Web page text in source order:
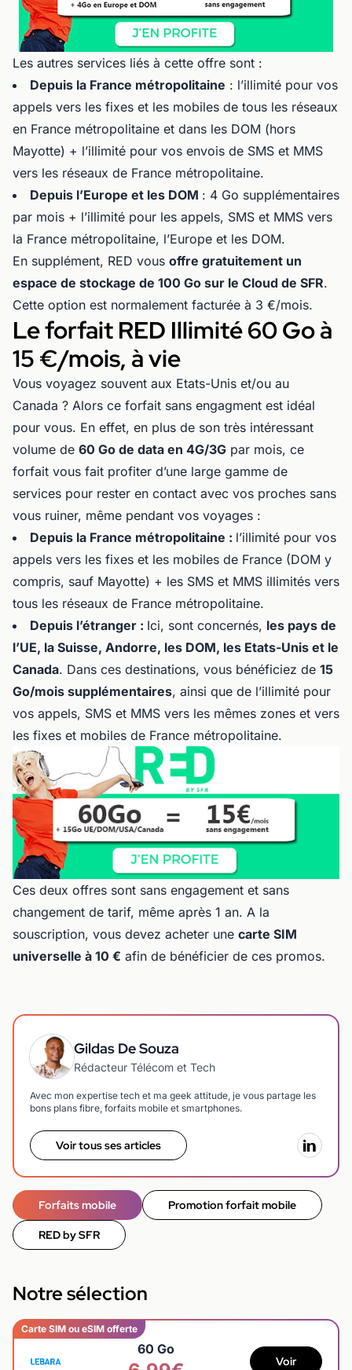
Les autres services liés à cette offre sont :
Depuis la France métropolitaine : l’illimité pour vos
appels vers les fixes et les mobiles de tous les réseaux
en France métropolitaine et dans les DOM (hors
Mayotte) + l’illimité pour vos envois de SMS et MMS
vers les réseaux de France métropolitaine.
Depuis l’Europe et les DOM : 4 Go supplémentaires
par mois + l’illimité pour les appels, SMS et MMS vers
la France métropolitaine, l’Europe et les DOM.
En supplément, RED vous offre gratuitement un
espace de stockage de 100 Go sur le Cloud de SFR.
Cette option est normalement facturée à 3 €/mois.
Le forfait RED Illimité 60 Go à
15 €/mois, à vie
Vous voyagez souvent aux Etats-Unis et/ou au
Canada ? Alors ce forfait sans engagment est idéal
pour vous. En effet, en plus de son très intéressant
volume de 60 Go de data en 4G/3G par mois, ce
forfait vous fait profiter d’une large gamme de
services pour rester en contact avec vos proches sans
vous ruiner, même pendant vos voyages :
Depuis la France métropolitaine : l’illimité pour vos
appels vers les fixes et les mobiles de France (DOM y
compris, sauf Mayotte) + les SMS et MMS illimités vers
tous les réseaux de France métropolitaine.
Depuis l’étranger : Ici, sont concernés, les pays de
l’UE, la Suisse, Andorre, les DOM, les Etats-Unis et le
Canada. Dans ces destinations, vous bénéficiez de 15
Go/mois supplémentaires, ainsi que de l’illimité pour
vos appels, SMS et MMS vers les mêmes zones et vers
les fixes et mobiles de France métropolitaine.
Ces deux offres sont sans engagement et sans
changement de tarif, même après 1 an. A la
souscription, vous devez acheter une carte SIM
universelle à 10 € afin de bénéficier de ces promos.
Gildas De Souza
Rédacteur Télécom et Tech
Avec mon expertise tech et ma geek attitude, je vous partage les
bons plans fibre, forfaits mobile et smartphones.
Voir tous ses articles
Forfaits mobile Promotion forfait mobile
RED by SFR
Notre sélection
Carte SIM ou eSIM offerte
60 Go
Voir